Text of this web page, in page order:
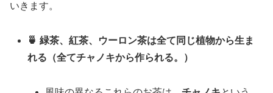
いきます。
🍵 緑茶、紅茶、ウーロン茶は全て同じ植物から生ま
れる（全てチャノキから作られる。）